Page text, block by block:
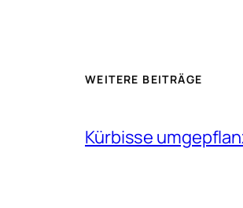
WEITERE BEITRÄGE
Kürbisse